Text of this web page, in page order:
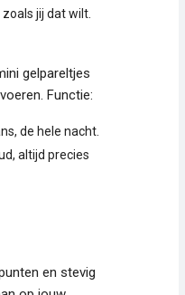
jij dat wilt.
gelpareltjes
Functie:
de hele nacht.
altijd precies
en stevig